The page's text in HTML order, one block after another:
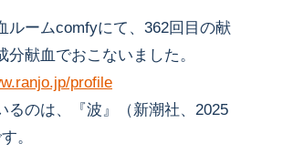
ームcomfyにて、362回目の献
分献血でおこないました。
profile
のは、『波』（新潮社、2025
。